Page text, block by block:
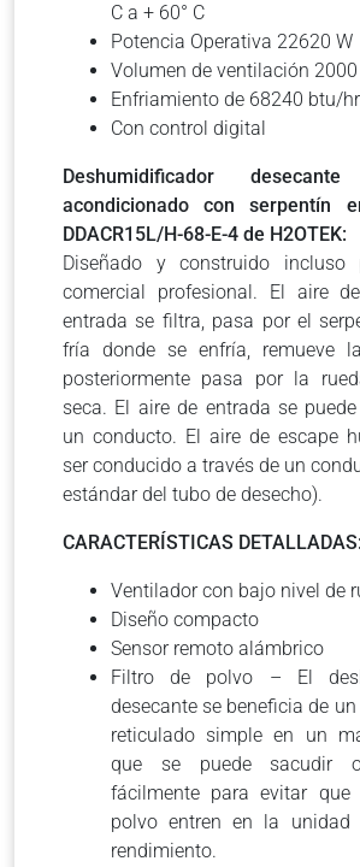
C a + 60° C
Potencia Operativa 22620 W
Volumen de ventilación
Enfriamiento de 68240 btu/hr
Con control digital
Deshumidificador
acondicionado con serpentín
DDACR15L/H-68-E-4 de H2OTEK:
Diseñado y construido
comercial profesional. El aire
entrada se filtra, pasa por el
fría donde se enfría, remueve
posteriormente pasa por la
seca. El aire de entrada se
un conducto. El aire de escape
ser conducido a través de un
estándar del tubo de desecho).
CARACTERÍSTICAS DETALLADAS:
Ventilador con bajo nivel de
Diseño compacto
Sensor remoto alámbrico
Filtro de polvo – El
desecante se beneficia de
reticulado simple en un
que se puede sacudir o
fácilmente para evitar que
polvo entren en la unidad
rendimiento.